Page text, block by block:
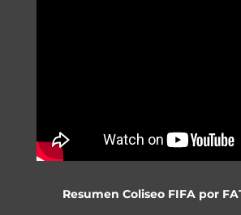
Resumen Coliseo FIFA por